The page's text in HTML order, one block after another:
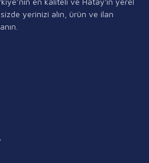
yerinizi alın, ürün ve ilan